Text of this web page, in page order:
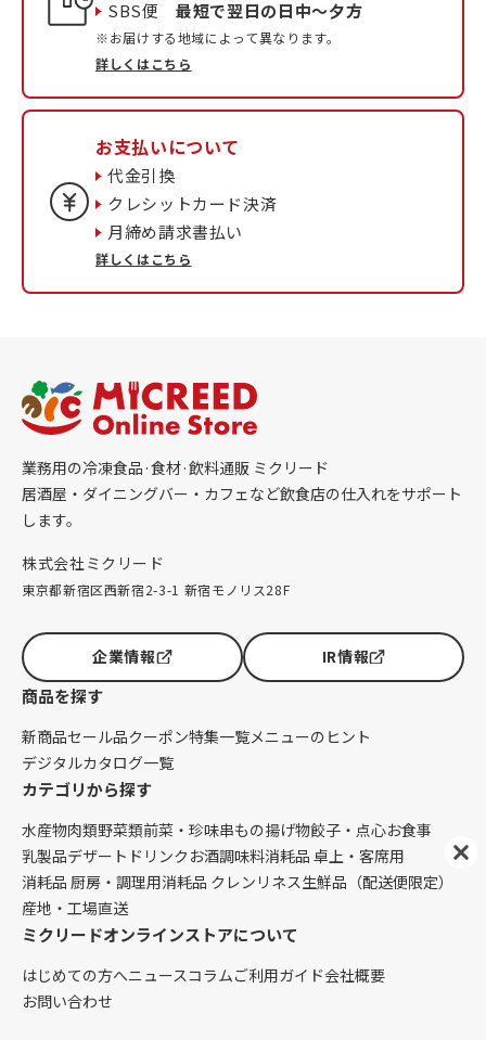
SBS便最短で翌日の日中〜夕方
※お届けする地域によって異なります。
詳しくはこちら
お支払いについて
代金引換
クレシットカード決済
月締め請求書払い
詳しくはこちら
業務用の冷凍食品·食材·飲料通販 ミクリード
居酒屋・ダイニングバー・カフェなど飲食店の仕入れをサポート
します。
株式会社ミクリード
東京都新宿区西新宿2-3-1 新宿モノリス28F
企業情報 IR情報
商品を探す
新商品セール品クーポン特集一覧メニューのヒント
デジタルカタログ一覧
カテゴリから探す
水産物肉類野菜類前菜・珍味串もの揚げ物餃子・点心お食事
乳製品デザート ドリンク お酒調味料消耗品 卓上・客席用
消耗品 厨房・調理用消耗品 クレンリネス生鮮品（配送便限定）
産地・工場直送
ミクリードオンラインストアについて
はじめての方へニュースコラムご利用ガイド会社概要
お問い合わせ